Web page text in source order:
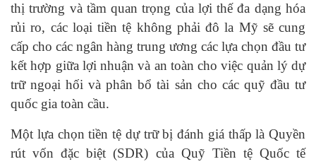
thị trường và tầm quan trọng của lợi thế đa dạng hóa
rủi ro, các loại tiền tệ không phải đô la Mỹ sẽ cung
cấp cho các ngân hàng trung ương các lựa chọn đầu tư
kết hợp giữa lợi nhuận và an toàn cho việc quản lý dự
trữ ngoại hối và phân bổ tài sản cho các quỹ đầu tư
quốc gia toàn cầu.
Một lựa chọn tiền tệ dự trữ bị đánh giá thấp là Quyền
rút vốn đặc biệt (SDR) của Quỹ Tiền tệ Quốc tế